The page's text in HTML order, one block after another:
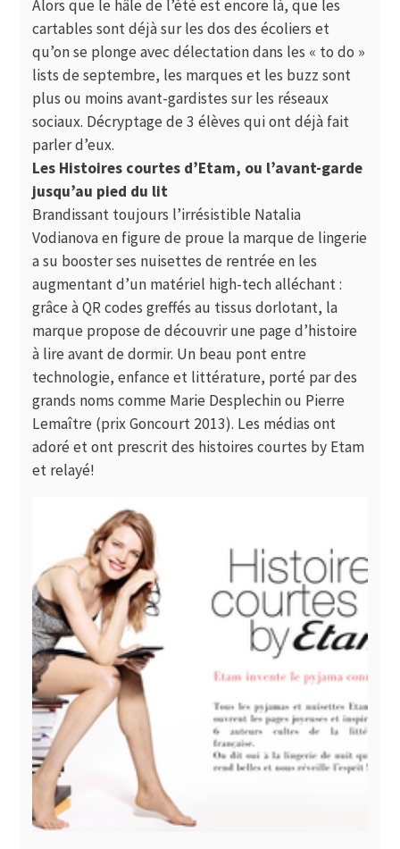
Alors que le hâle de l’été est encore là, que les
cartables sont déjà sur les dos des écoliers et
qu’on se plonge avec délectation dans les « to do »
lists de septembre, les marques et les buzz sont
plus ou moins avant-gardistes sur les réseaux
sociaux. Décryptage de 3 élèves qui ont déjà fait
parler d’eux.
Les Histoires courtes d’Etam, ou l’avant-garde
jusqu’au pied du lit
Brandissant toujours l’irrésistible Natalia
Vodianova en figure de proue la marque de lingerie
a su booster ses nuisettes de rentrée en les
augmentant d’un matériel high-tech alléchant :
grâce à QR codes greffés au tissus dorlotant, la
marque propose de découvrir une page d’histoire
à lire avant de dormir. Un beau pont entre
technologie, enfance et littérature, porté par des
grands noms comme Marie Desplechin ou Pierre
Lemaître (prix Goncourt 2013). Les médias ont
adoré et ont prescrit des histoires courtes by Etam
et relayé!